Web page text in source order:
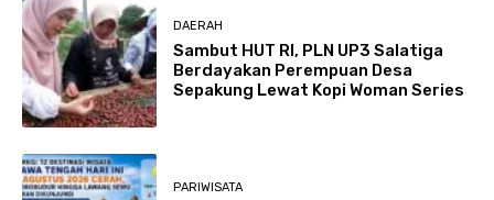
DAERAH
Sambut HUT RI, PLN UP3 Salatiga
Berdayakan Perempuan Desa
Sepakung Lewat Kopi Woman Series
PARIWISATA